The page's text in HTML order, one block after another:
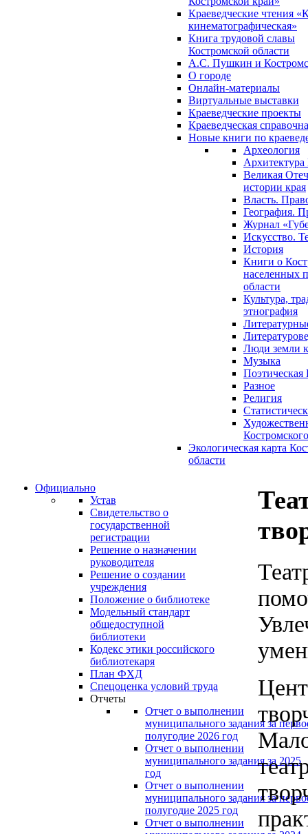
Краеведческие чтения
кинематографическая»
Книга трудовой славы
Костромской области
А.С. Пушкин и
О городе
Онлайн-материалы
Виртуальные выставки
Краеведческие проекты
Краеведческая
Новые книги по
Археология
Архитектура
Великая
истории края
Власть.
География.
Журнал
Искусство.
История
Книги о
населенных
области
Культура,
этнография
Люди земли
Музыка
Поэтическая
Разное
Религия
Экологическая карта
области
Официально
Устав
Свидетельство о
государственной
регистрации
Решение о назначении
руководителя
Решение о создании
учреждения
Положение о библиотеке
Модельный стандарт
общедоступной
библиотеки
Кодекс этики российского
библиотекаря
План ФХД
Спецоценка условий труда
Отчеты
Отчет о выполнении
муниципального задания за
полугодие 2026 год
Отчет о выполнении
муниципального задания за 2025
год
Отчет о выполнении
муниципального задания за
полугодие 2025 год
Отчет о выполнении